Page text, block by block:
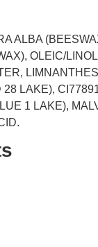
ALBA
OLEIC/
LAKE),
1 LAKE),